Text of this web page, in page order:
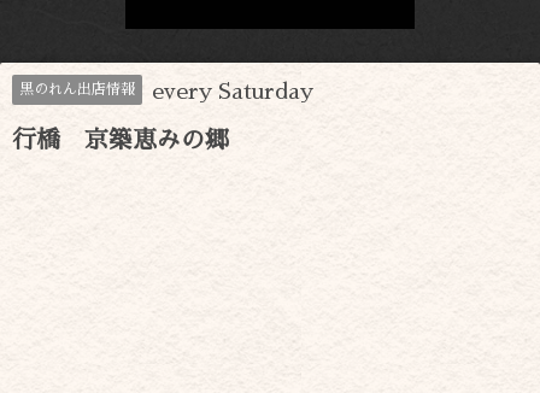
黒のれん出店情報 every Saturday
行橋 京築恵みの郷